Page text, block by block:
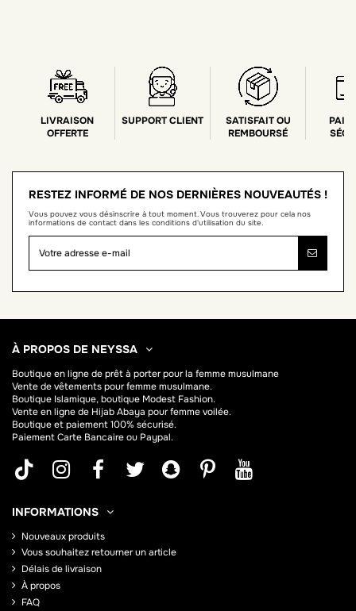
LIVRAISON
OFFERTE
SUPPORT CLIENT
SATISFAIT OU
REMBOURSÉ
RESTEZ INFORMÉ DE NOS DERNIÈRES NOUVEAUTÉS !
Vous pouvez vous désinscrire à tout moment. Vous trouverez pour cela nos
informations de contact dans les conditions d'utilisation du site.
À PROPOS DE NEYSSA
Boutique en ligne deprêt à porter pour la femme musulmane
Vente de vêtements pour femme musulmane.
Boutique Islamique, boutique Modest Fashion.
Vente en ligne de HijabAbaya pour femme voilée.
Boutique et paiement 100% sécurisé.
Paiement Carte Bancaire ou Paypal.
INFORMATIONS
Nouveaux produits
Vous souhaitez retourner un article
Délais de livraison
À propos
FAQ